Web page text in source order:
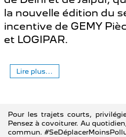
la nouvelle édition du
incentive de GEMY
et LOGIPAR.
Lire plus...
Pour les trajets courts,
Pensez à covoiturer. Au
commun.